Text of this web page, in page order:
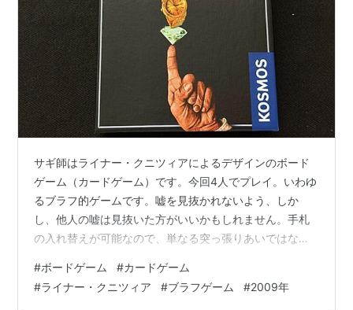
サギ師はライナー・クニツィアによるデザインのボード
ゲーム（カードゲーム）です。今回4人でプレイ。いわゆ
るブラフ的ゲームです。嘘を見抜かれないよう、しか
し、他人の嘘は見抜いた方がいいかもしれません。手札
の入れ替えが可能なので、単なる突っ張りあいではな
す。かなりの高評価。グループSNEより「イカロス」の
タイトルでリメイクされているとのこと。 このブログの
#ボードゲーム #カードゲーム
#ライナー・クニツィア #ブラフゲーム #2009年